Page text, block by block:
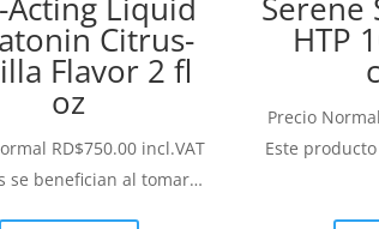
Acting Liquid
Citrus-
Flavor 2 fl
oz
RD$750.00 incl.VAT
se benefician al tomar…
Serene
HTP
Precio Normal
Este